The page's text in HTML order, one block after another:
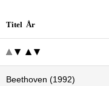
Titel År
Beethoven (1992)